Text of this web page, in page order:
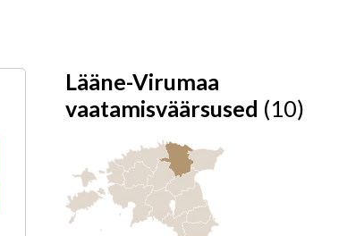
Lääne-Virumaa
vaatamisväärsused (10)